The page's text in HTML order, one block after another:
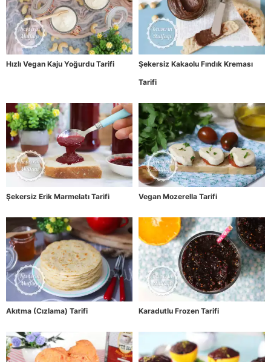
Hızlı Vegan Kaju Yoğurdu Tarifi
Şekersiz Kakaolu Fındık Kreması
Tarifi
Şekersiz Erik Marmelatı Tarifi Vegan Mozerella Tarifi
Akıtma (Cızlama) Tarifi Karadutlu Frozen Tarifi